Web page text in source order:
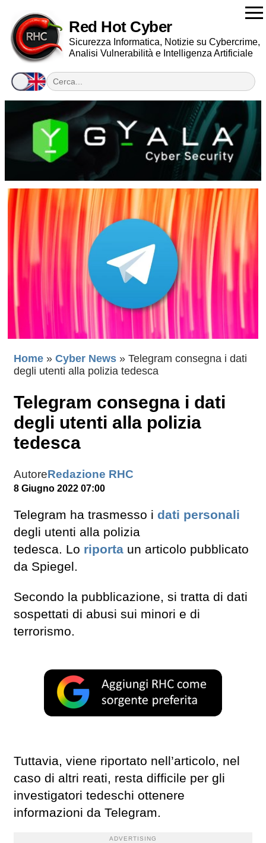
Red Hot Cyber
Sicurezza Informatica, Notizie su Cybercrime,
Analisi Vulnerabilità e Intelligenza Artificiale
Home » Cyber News » Telegram consegna i dati
degli utenti alla polizia tedesca
Telegram consegna i dati
degli utenti alla polizia
tedesca
AutoreRedazione RHC
8 Giugno 2022 07:00
Telegram ha trasmesso i dati personali
degli utenti alla polizia
tedesca. Lo riporta un articolo pubblicato
da Spiegel.
Secondo la pubblicazione, si tratta di dati
sospettati di abusi sui minori e di
terrorismo.
Tuttavia, viene riportato nell’articolo, nel
caso di altri reati, resta difficile per gli
investigatori tedeschi ottenere
informazioni da Telegram.
ADVERTISING